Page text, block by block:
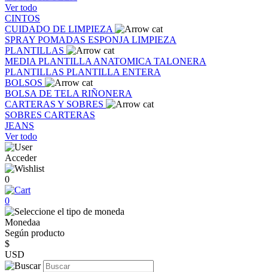
Ver todo
CINTOS
CUIDADO DE LIMPIEZA
SPRAY POMADAS ESPONJA LIMPIEZA
PLANTILLAS
MEDIA PLANTILLA ANATOMICA TALONERA
PLANTILLAS PLANTILLA ENTERA
BOLSOS
BOLSA DE TELA RIÑONERA
CARTERAS Y SOBRES
SOBRES CARTERAS
JEANS
Ver todo
Acceder
0
0
Monedaa
Según producto
$
USD